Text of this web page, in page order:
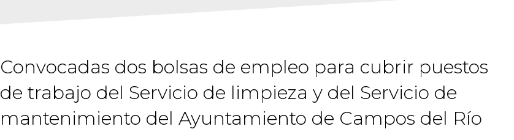
Convocadas dos bolsas de empleo para cubrir puestos
de trabajo del Servicio de limpieza y del Servicio de
mantenimiento del Ayuntamiento de Campos del Río